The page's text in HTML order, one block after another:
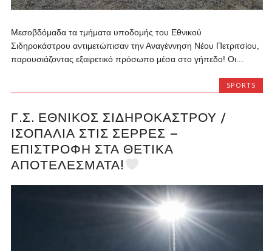
Μεσοβδόμαδα τα τμήματα υποδομής του Εθνικού
Σιδηροκάστρου αντιμετώπισαν την Αναγέννηση Νέου Πετριτσίου,
παρουσιάζοντας εξαιρετικό πρόσωπο μέσα στο γήπεδο! Οι...
SPORTS
Γ.Σ. ΕΘΝΙΚΌΣ ΣΙΔΗΡΟΚΆΣΤΡΟΥ /
ΙΣΟΠΑΛΊΑ ΣΤΙΣ ΣΈΡΡΕΣ –
ΕΠΙΣΤΡΟΦΉ ΣΤΑ ΘΕΤΙΚΆ
ΑΠΟΤΕΛΈΣΜΑΤΑ!